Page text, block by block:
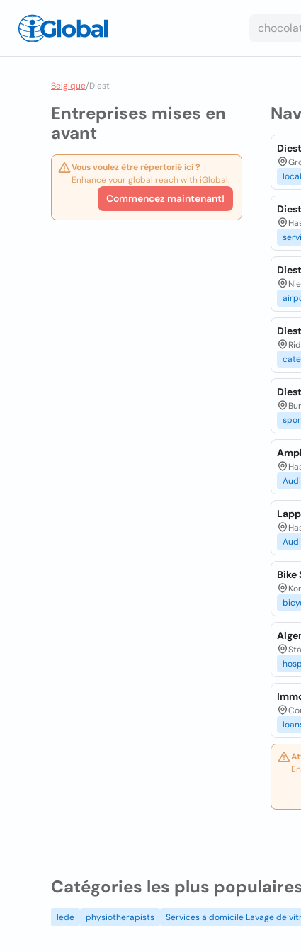
Belgique/Diest
Entreprises mises en
avant
Vous voulez être répertorié ici ?
Enhance your global reach with iGlobal.
Commencez maintenant!
Diest
local
Bike
Catégories les plus
lede physiotherapists Services a domicile Lavage de